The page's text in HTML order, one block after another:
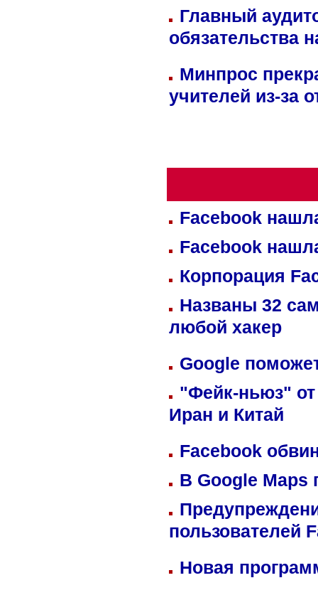
Главный
обязательства
Минпрос
учителей из-за
Facebook
Facebook
Корпорация
Названы 32
любой хакер
Google
"Фейк-ньюз" от
Иран и Китай
Facebook
В Google Maps
пользователей
Новая